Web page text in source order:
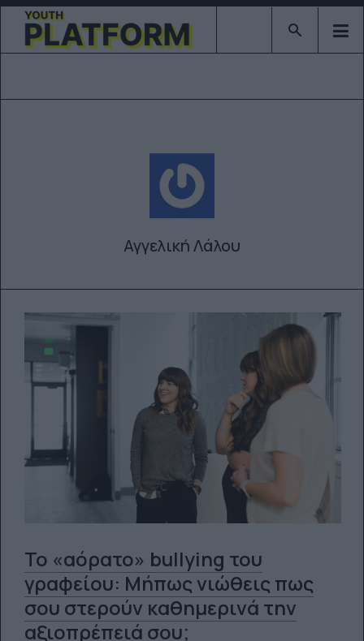
Type 2 or
Αγγελική Λάλου
Το «αόρατο» bullying του
γραφείου: Μήπως νιώθεις πως
σου στερούν καθημερινά την
αξιοπρέπειά σου;